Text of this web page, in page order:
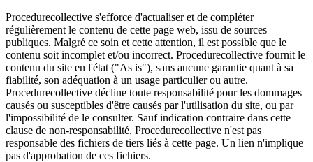
Procedurecollective s'efforce d'actualiser et de compléter
régulièrement le contenu de cette page web, issu de sources
publiques. Malgré ce soin et cette attention, il est possible que le
contenu soit incomplet et/ou incorrect. Procedurecollective fournit le
contenu du site en l'état ("As is"), sans aucune garantie quant à sa
fiabilité, son adéquation à un usage particulier ou autre.
Procedurecollective décline toute responsabilité pour les dommages
causés ou susceptibles d'être causés par l'utilisation du site, ou par
l'impossibilité de le consulter. Sauf indication contraire dans cette
clause de non-responsabilité, Procedurecollective n'est pas
responsable des fichiers de tiers liés à cette page. Un lien n'implique
pas d'approbation de ces fichiers.